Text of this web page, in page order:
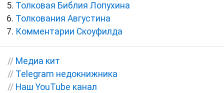
Толковая Библия Лопухина
Толкования Августина
Комментарии Скоуфилда
// Медиа кит
// Telegram недокнижника
// Наш YouTube канал